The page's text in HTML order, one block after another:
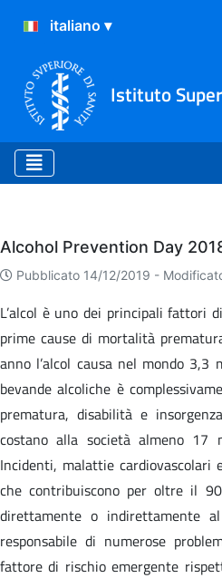
Istituto
Eventi
Alcohol Prevention Day
Pubblicato 14/12/2019 -
L’alcol è uno dei principali fattori
prime cause di mortalità
anno l’alcol causa nel mondo
bevande alcoliche è
prematura, disabilità e
costano alla società almeno
Incidenti, malattie cardiovascolari
che contribuiscono per oltre il
direttamente o indirettamente
responsabile di numerose
fattore di rischio emergente